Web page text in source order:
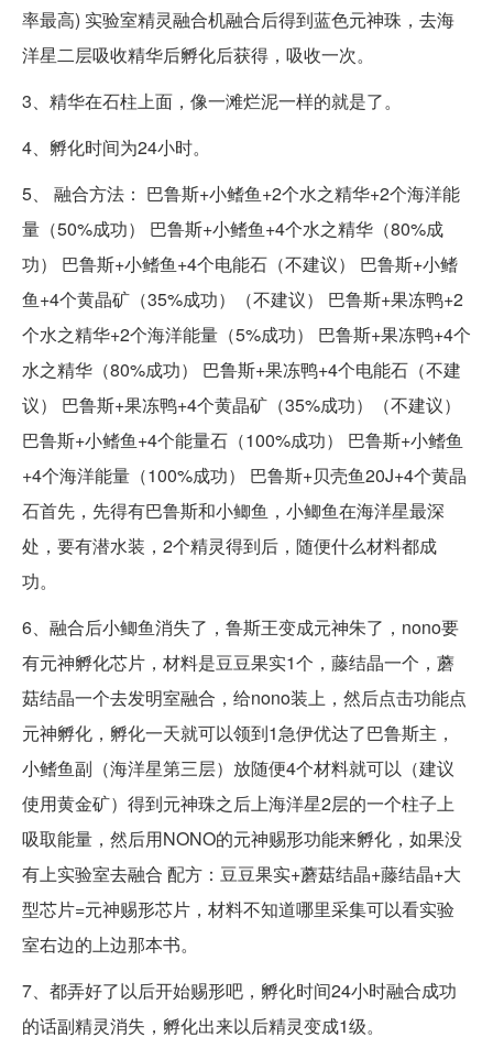
率最高) 实验室精灵融合机融合后得到蓝色元神珠，去海
洋星二层吸收精华后孵化后获得，吸收一次。
3、精华在石柱上面，像一滩烂泥一样的就是了。
4、孵化时间为24小时。
5、 融合方法： 巴鲁斯+小鳍鱼+2个水之精华+2个海洋能
量（50%成功） 巴鲁斯+小鳍鱼+4个水之精华（80%成
功） 巴鲁斯+小鳍鱼+4个电能石（不建议） 巴鲁斯+小鳍
鱼+4个黄晶矿（35%成功）（不建议） 巴鲁斯+果冻鸭+2
个水之精华+2个海洋能量（5%成功） 巴鲁斯+果冻鸭+4个
水之精华（80%成功） 巴鲁斯+果冻鸭+4个电能石（不建
议） 巴鲁斯+果冻鸭+4个黄晶矿（35%成功）（不建议）
巴鲁斯+小鳍鱼+4个能量石（100%成功） 巴鲁斯+小鳍鱼
+4个海洋能量（100%成功） 巴鲁斯+贝壳鱼20J+4个黄晶
石首先，先得有巴鲁斯和小鲫鱼，小鲫鱼在海洋星最深
处，要有潜水装，2个精灵得到后，随便什么材料都成
功。
6、融合后小鲫鱼消失了，鲁斯王变成元神朱了，nono要
有元神孵化芯片，材料是豆豆果实1个，藤结晶一个，蘑
菇结晶一个去发明室融合，给nono装上，然后点击功能点
元神孵化，孵化一天就可以领到1急伊优达了巴鲁斯主，
小鳍鱼副（海洋星第三层）放随便4个材料就可以（建议
使用黄金矿）得到元神珠之后上海洋星2层的一个柱子上
吸取能量，然后用NONO的元神赐形功能来孵化，如果没
有上实验室去融合 配方：豆豆果实+蘑菇结晶+藤结晶+大
型芯片=元神赐形芯片，材料不知道哪里采集可以看实验
室右边的上边那本书。
7、都弄好了以后开始赐形吧，孵化时间24小时融合成功
的话副精灵消失，孵化出来以后精灵变成1级。